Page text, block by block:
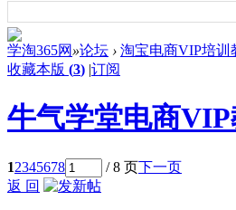
学淘365网 »论坛 › 淘宝电商VIP培训
收藏本版 (3) |订阅
牛气学堂电商
12345678 / 8 页下一页
返 回